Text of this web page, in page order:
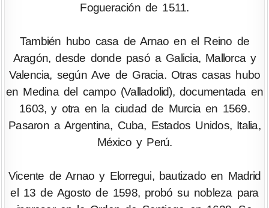
Fogueración de 1511.
También hubo casa de Arnao en el Reino de
Aragón, desde donde pasó a Galicia, Mallorca y
Valencia, según Ave de Gracia. Otras casas hubo
en Medina del campo (Valladolid), documentada en
1603, y otra en la ciudad de Murcia en 1569.
Pasaron a Argentina, Cuba, Estados Unidos, Italia,
México y Perú.
Vicente de Arnao y Elorregui, bautizado en Madrid
el 13 de Agosto de 1598, probó su nobleza para